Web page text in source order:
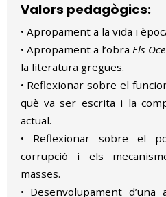
Valors pedagògics:
• Apropament a la vida i
• Apropament a l’obra Els
la literatura gregues.
• Reflexionar sobre el
què va ser escrita i la
actual.
• Reflexionar sobre el
corrupció i els
masses.
• Desenvolupament